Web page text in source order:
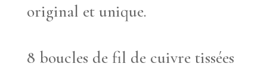
original et unique.
8 boucles de fil de cuivre tissées